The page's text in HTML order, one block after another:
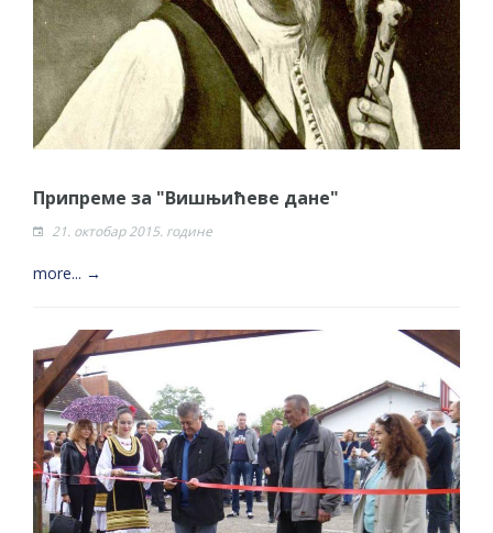
Припреме за "Вишњићеве дане"
21. октобар 2015. године
more... →